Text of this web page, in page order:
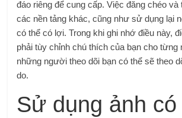
đáo riêng để cung cấp. Việc đăng chéo và
các nền tảng khác, cũng như sử dụng lại
có thể có lợi. Trong khi ghi nhớ điều này,
phải tùy chỉnh chú thích của bạn cho từng
những người theo dõi bạn có thể sẽ theo
do.
Sử dụng ảnh có